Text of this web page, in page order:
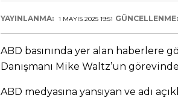
YAYINLANMA: 1 MAYIS 2025 19:51 GÜNCELLENME:
ABD basınında yer alan haberlere
Danışmanı Mike Waltz’un
ABD medyasına yansıyan ve adı